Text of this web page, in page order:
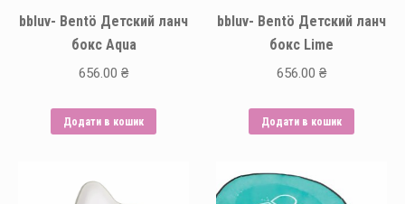
bbluv- Bentö Детский ланч
бокс Aqua
656.00 ₴
Додати в кошик
bbluv- Bentö Детский ланч
бокс Lime
656.00 ₴
Додати в кошик